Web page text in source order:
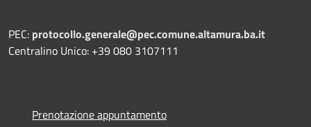
PEC: protocollo.generale@pec.comune.altamura.ba.it
Centralino Unico: +39 080 3107111
Prenotazione appuntamento